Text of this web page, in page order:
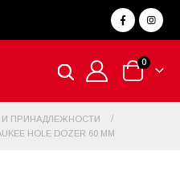
0
И ПРИНАДЛЕЖНОСТИ
HOLE DOZER 60 ММ